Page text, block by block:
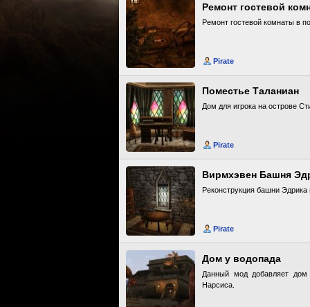
Ремонт гостевой
Ремонт гостевой комнаты в
Pirate
Поместье Таланиан
Дом для игрока на острове
Pirate
Вирмхэвен Башня
Реконструкция башни
Pirate
Дом у водопада
Данный мод добавляет дом
Нарсиса.